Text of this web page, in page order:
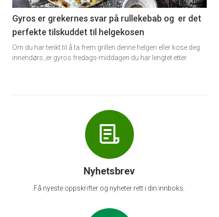
6
Gyros er grekernes svar på rullekebab og er det
perfekte tilskuddet til helgekosen
Om du har tenkt til å ta frem grillen denne helgen eller kose deg
innendørs ,er gyros fredags-middagen du har lengtet etter.
Nyhetsbrev
Få nyeste oppskrifter og nyheter rett i din innboks.